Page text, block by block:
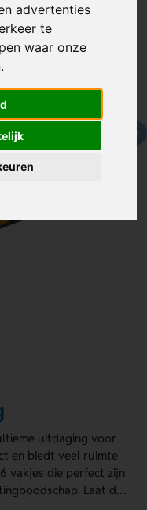
advertenties
te
waar onze
uitdaging voor
en biedt veel ruimte
vakjes die perfect zijn
Laat de